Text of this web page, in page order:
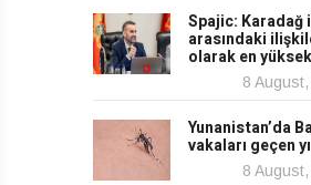
Spajic: Karadağ
arasındaki
olarak en
8
Yunanistan’da
vakaları geçen
8